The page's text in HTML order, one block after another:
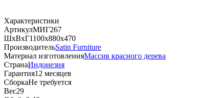
Характеристики
АртикулМИГ267
ШхВхГ1100х880х470
ПроизводительSatin Furniture
Материал изготовленияМассив красного дерева
СтранаИндонезия
Гарантия12 месяцев
СборкаНе требуется
Вес29